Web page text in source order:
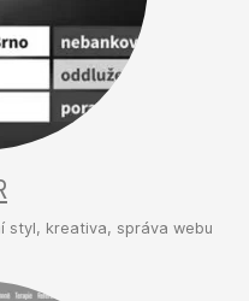
styl, kreativa, správa webu